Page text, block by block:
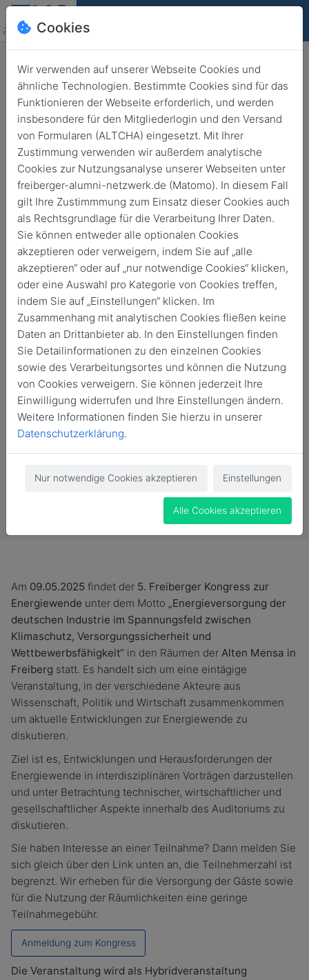
Freiberg
5. Freiberger Kongress zur
Energiewende
9. Mai 2025 von 09:00 16:00
Am 09.05.2025 findet der 5. Freiberger Kongress zur
Energiewende unter dem Motto „Energieversorgung der
deutschen Industrie im Spannungsfeld zwischen
Klimaschutz, Versorgungssicherheit und
Wettbewerbsfähigkeit“ in den Räumen der Alten Mensa in
Freiberg statt. Es handelt sich um eine eintägige
Veranstaltung, in der verschiedene Akteure aus
Wissenschaft, Politik und Wirtschaft zusammenkommen
um aktuelle Entwicklungen zur Energiewende zu
diskutieren.
Ziel ist es, Entwicklungen und Herausforderungen der
Energiewende in interdisziplinären Vorträgen darzustellen
und unter Betrachtung technischer, wirtschaftlicher und
gesellschaftlicher Aspekte innerhalb des Auditoriums zu
diskutieren.
Sie haben Interesse an einer Teilnahme? Dann melden Sie
sich gleich über den Link unten an, die Teilnehmerzahl ist
begrenzt. Wir erheben für die Versorgung der Gäste sowie
für die Nutzung der Räumlichkeiten eine geringe
Teilnahmegebühr.
Anmeldung zum Kongress
Die Veranstaltung wird als Hybridveranstaltung
Cookies
Wir verwenden auf unserer Webseite Cookies und
ähnliche Technologien. Bestimmte Cookies sind für das
Funktionieren der Webseite erforderlich, und werden
insbesondere für den Mitgliederlogin und den Versand
von Formularen (ALTCHA) eingesetzt. Mit Ihrer
Zustimmung verwenden wir außerdem analytische
Cookies zur Nutzungsanalyse unserer Webseiten unter
freiberger-alumni-netzwerk.de (Matomo). In diesem Fall
gilt Ihre Zustimmmung zum Einsatz dieser Cookies auch
als Rechtsgrundlage für die Verarbeitung Ihrer Daten.
Sie können entweder alle optionalen Cookies
akzeptieren oder verweigern, indem Sie auf „alle
akzeptieren“ oder auf „nur notwendige Cookies“ klicken,
oder eine Auswahl pro Kategorie von Cookies treffen,
indem Sie auf „Einstellungen“ klicken. Im
Zusammenhang mit analytischen Cookies fließen keine
Daten an Drittanbieter ab. In den Einstellungen finden
Sie Detailinformationen zu den einzelnen Cookies
sowie des Verarbeitungsortes und können die Nutzung
von Cookies verweigern. Sie können jederzeit Ihre
Einwilligung widerrufen und Ihre Einstellungen ändern.
Weitere Informationen finden Sie hierzu in unserer
Datenschutzerklärung.
Nur notwendige Cookies akzeptieren Einstellungen
Alle Cookies akzeptieren